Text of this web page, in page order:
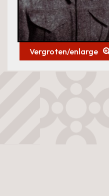
Vergroten/enlarge